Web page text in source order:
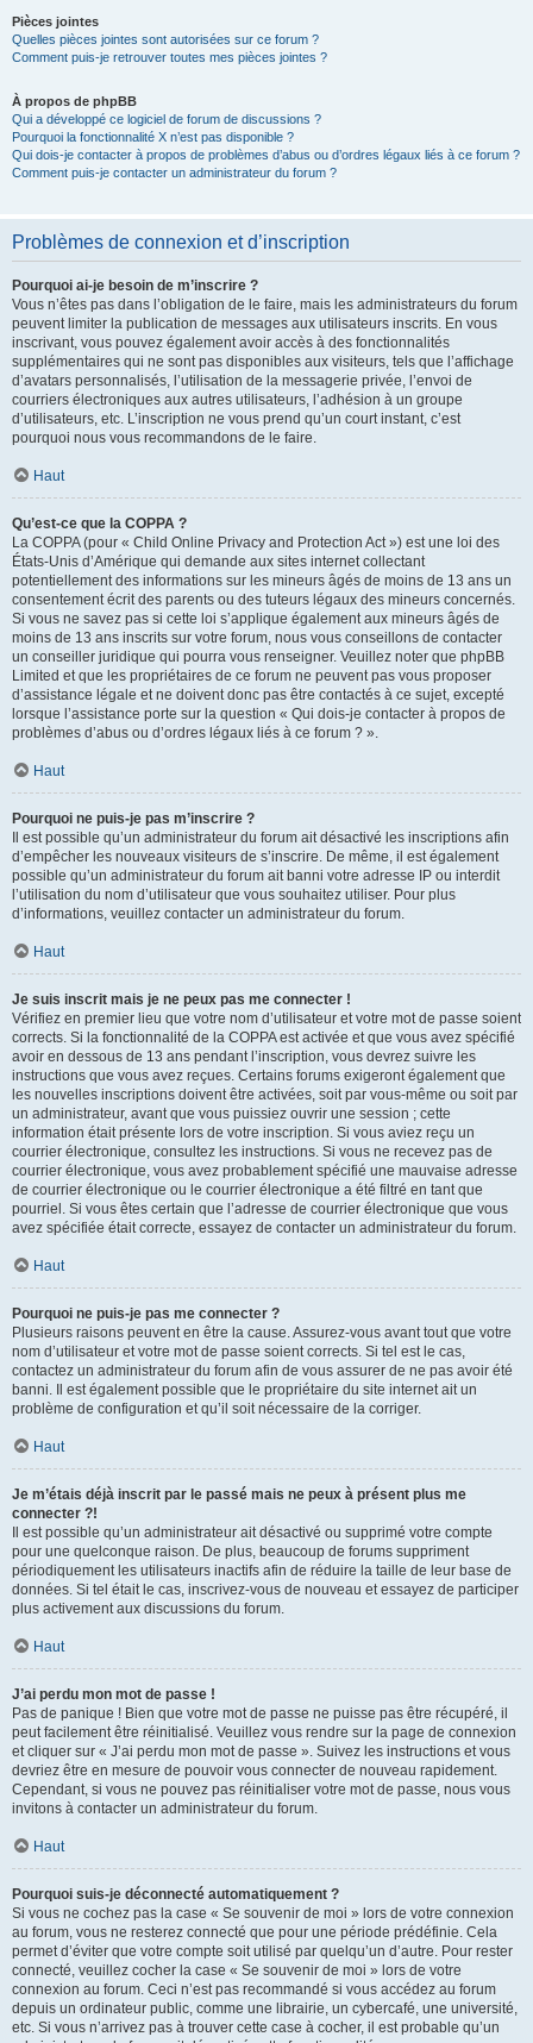
Pièces jointes
Quelles pièces jointes sont autorisées sur ce forum ?
Comment puis-je retrouver toutes mes pièces jointes ?
À propos de phpBB
Qui a développé ce logiciel de forum de discussions ?
Pourquoi la fonctionnalité X n’est pas disponible ?
Qui dois-je contacter à propos de problèmes d’abus ou d’ordres légaux liés à ce forum ?
Comment puis-je contacter un administrateur du forum ?
Problèmes de connexion et d’inscription
Pourquoi ai-je besoin de m’inscrire ?
Vous n’êtes pas dans l’obligation de le faire, mais les administrateurs du forum
peuvent limiter la publication de messages aux utilisateurs inscrits. En vous
inscrivant, vous pouvez également avoir accès à des fonctionnalités
supplémentaires qui ne sont pas disponibles aux visiteurs, tels que l’affichage
d’avatars personnalisés, l’utilisation de la messagerie privée, l’envoi de
courriers électroniques aux autres utilisateurs, l’adhésion à un groupe
d’utilisateurs, etc. L’inscription ne vous prend qu’un court instant, c’est
pourquoi nous vous recommandons de le faire.
Haut
Qu’est-ce que la COPPA ?
La COPPA (pour « Child Online Privacy and Protection Act ») est une loi des
États-Unis d’Amérique qui demande aux sites internet collectant
potentiellement des informations sur les mineurs âgés de moins de 13 ans un
consentement écrit des parents ou des tuteurs légaux des mineurs concernés.
Si vous ne savez pas si cette loi s’applique également aux mineurs âgés de
moins de 13 ans inscrits sur votre forum, nous vous conseillons de contacter
un conseiller juridique qui pourra vous renseigner. Veuillez noter que phpBB
Limited et que les propriétaires de ce forum ne peuvent pas vous proposer
d’assistance légale et ne doivent donc pas être contactés à ce sujet, excepté
lorsque l’assistance porte sur la question « Qui dois-je contacter à propos de
problèmes d’abus ou d’ordres légaux liés à ce forum ? ».
Haut
Pourquoi ne puis-je pas m’inscrire ?
Il est possible qu’un administrateur du forum ait désactivé les inscriptions afin
d’empêcher les nouveaux visiteurs de s’inscrire. De même, il est également
possible qu’un administrateur du forum ait banni votre adresse IP ou interdit
l’utilisation du nom d’utilisateur que vous souhaitez utiliser. Pour plus
d’informations, veuillez contacter un administrateur du forum.
Haut
Je suis inscrit mais je ne peux pas me connecter !
Vérifiez en premier lieu que votre nom d’utilisateur et votre mot de passe soient
corrects. Si la fonctionnalité de la COPPA est activée et que vous avez spécifié
avoir en dessous de 13 ans pendant l’inscription, vous devrez suivre les
instructions que vous avez reçues. Certains forums exigeront également que
les nouvelles inscriptions doivent être activées, soit par vous-même ou soit par
un administrateur, avant que vous puissiez ouvrir une session ; cette
information était présente lors de votre inscription. Si vous aviez reçu un
courrier électronique, consultez les instructions. Si vous ne recevez pas de
courrier électronique, vous avez probablement spécifié une mauvaise adresse
de courrier électronique ou le courrier électronique a été filtré en tant que
pourriel. Si vous êtes certain que l’adresse de courrier électronique que vous
avez spécifiée était correcte, essayez de contacter un administrateur du forum.
Haut
Pourquoi ne puis-je pas me connecter ?
Plusieurs raisons peuvent en être la cause. Assurez-vous avant tout que votre
nom d’utilisateur et votre mot de passe soient corrects. Si tel est le cas,
contactez un administrateur du forum afin de vous assurer de ne pas avoir été
banni. Il est également possible que le propriétaire du site internet ait un
problème de configuration et qu’il soit nécessaire de la corriger.
Haut
Je m’étais déjà inscrit par le passé mais ne peux à présent plus me
connecter ?!
Il est possible qu’un administrateur ait désactivé ou supprimé votre compte
pour une quelconque raison. De plus, beaucoup de forums suppriment
périodiquement les utilisateurs inactifs afin de réduire la taille de leur base de
données. Si tel était le cas, inscrivez-vous de nouveau et essayez de participer
plus activement aux discussions du forum.
Haut
J’ai perdu mon mot de passe !
Pas de panique ! Bien que votre mot de passe ne puisse pas être récupéré, il
peut facilement être réinitialisé. Veuillez vous rendre sur la page de connexion
et cliquer sur « J’ai perdu mon mot de passe ». Suivez les instructions et vous
devriez être en mesure de pouvoir vous connecter de nouveau rapidement.
Cependant, si vous ne pouvez pas réinitialiser votre mot de passe, nous vous
invitons à contacter un administrateur du forum.
Haut
Pourquoi suis-je déconnecté automatiquement ?
Si vous ne cochez pas la case « Se souvenir de moi » lors de votre connexion
au forum, vous ne resterez connecté que pour une période prédéfinie. Cela
permet d’éviter que votre compte soit utilisé par quelqu’un d’autre. Pour rester
connecté, veuillez cocher la case « Se souvenir de moi » lors de votre
connexion au forum. Ceci n’est pas recommandé si vous accédez au forum
depuis un ordinateur public, comme une librairie, un cybercafé, une université,
etc. Si vous n’arrivez pas à trouver cette case à cocher, il est probable qu’un